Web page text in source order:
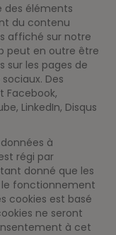
des éléments
du contenu
affiché sur notre
peut en outre être
sur les pages de
Des
Facebook,
LinkedIn, Disqus
à
régi par
donné que les
le fonctionnement
cookies est basé
ne seront
à cet